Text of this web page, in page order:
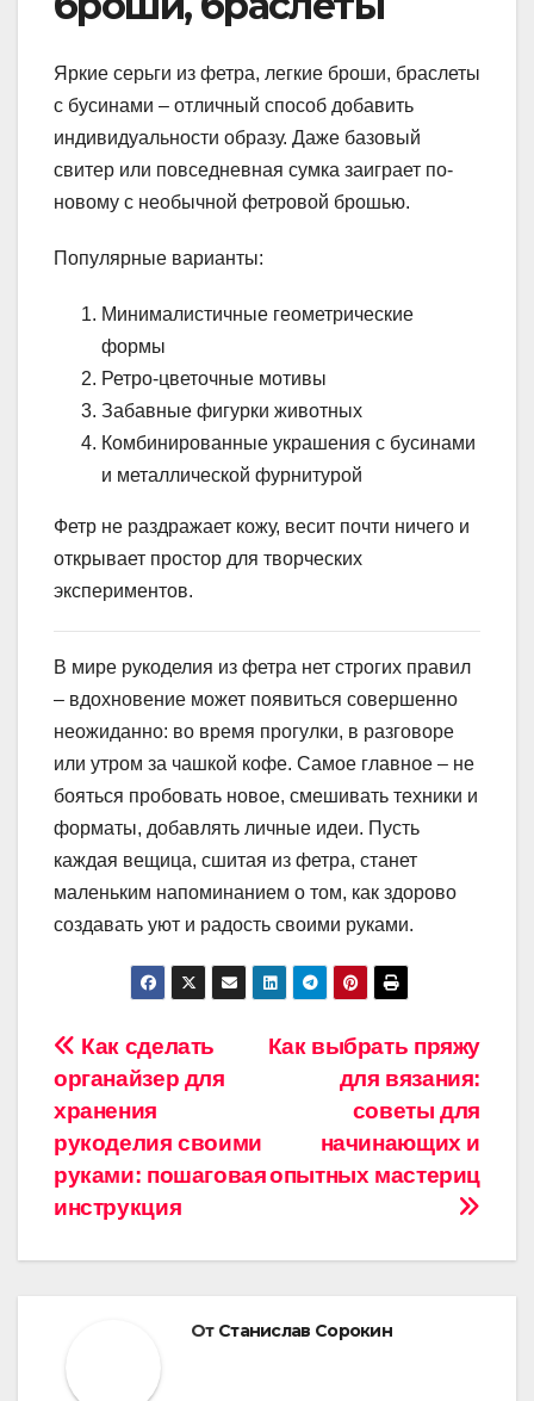
Яркие серьги из фетра, легкие броши, браслеты
с бусинами – отличный способ добавить
индивидуальности образу. Даже базовый
свитер или повседневная сумка заиграет по-
новому с необычной фетровой брошью.
Популярные варианты:
Минималистичные геометрические
формы
Ретро-цветочные мотивы
Забавные фигурки животных
Комбинированные украшения с бусинами
и металлической фурнитурой
Фетр не раздражает кожу, весит почти ничего и
открывает простор для творческих
экспериментов.
В мире рукоделия из фетра нет строгих правил
– вдохновение может появиться совершенно
неожиданно: во время прогулки, в разговоре
или утром за чашкой кофе. Самое главное – не
бояться пробовать новое, смешивать техники и
форматы, добавлять личные идеи. Пусть
каждая вещица, сшитая из фетра, станет
маленьким напоминанием о том, как здорово
создавать уют и радость своими руками.
Навигация
по
записям
Как выбрать пряжу
для вязания:
советы для
начинающих и
опытных мастериц
Как сделать
органайзер для
хранения
рукоделия своими
руками: пошаговая
инструкция
От Станислав Сорокин